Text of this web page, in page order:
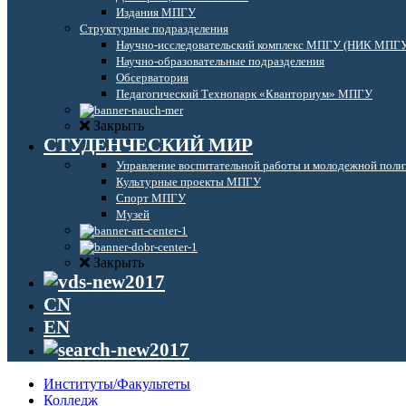
Издания МПГУ
Структурные подразделения
Научно-исследовательский комплекс МПГУ (НИК
Научно-образовательные подразделения
Обсерватория
Педагогический Технопарк «Кванториум» МПГУ
Закрыть
СТУДЕНЧЕСКИЙ МИР
Управление воспитательной работы и молодежной
Культурные проекты МПГУ
Спорт МПГУ
Музей
Закрыть
CN
EN
Институты/Факультеты
Колледж